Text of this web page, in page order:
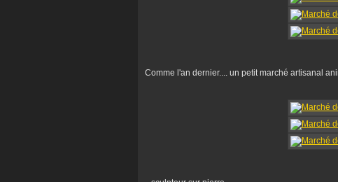
Comme l'an dernier.... un petit marché artisanal